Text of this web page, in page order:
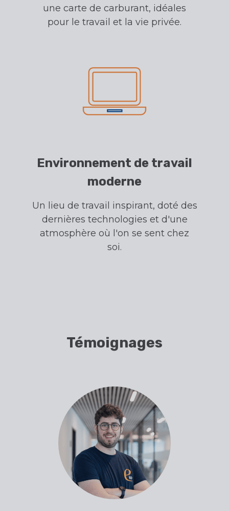
une carte de carburant, idéales
pour le travail et la vie privée.
Environnement de travail
moderne
Un lieu de travail inspirant, doté des
dernières technologies et d'une
atmosphère où l'on se sent chez
soi.
Témoignages